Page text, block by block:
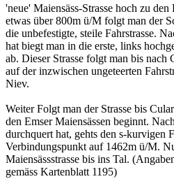
'neue' Maiensäss-Strasse hoch zu
etwas über 800m ü/M folgt man der
die unbefestigte, steile Fahrstrasse.
hat biegt man in die erste, links
ab. Dieser Strasse folgt man bis nach
auf der inzwischen ungeteerten
Niev.
Weiter Folgt man der Strasse bis
den Emser Maiensässen beginnt.
durchquert hat, gehts den s-kurvigen
Verbindungspunkt auf 1462m ü/M.
Maiensässstrasse bis ins Tal.
gemäss Kartenblatt 1195)